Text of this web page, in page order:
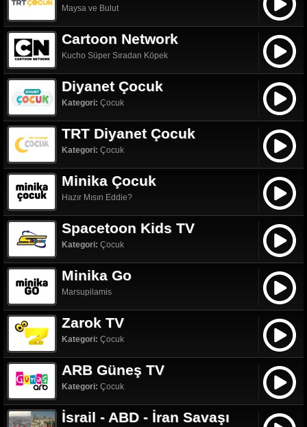
Maysa ve Bulut
Cartoon Network
Kucho Süper Sıradan Köpek
Diyanet Çocuk
Kategori: Çocuk
TRT Diyanet Çocuk
Kategori: Çocuk
Minika Çocuk
Hazır Mısın Eddie?
Spacetoon Kids TV
Kategori: Çocuk
Minika Go
Marsupilamis
Zarok TV
Kategori: Çocuk
ARB Güneş TV
Kategori: Çocuk
İsrail - ABD - İran Savaşı